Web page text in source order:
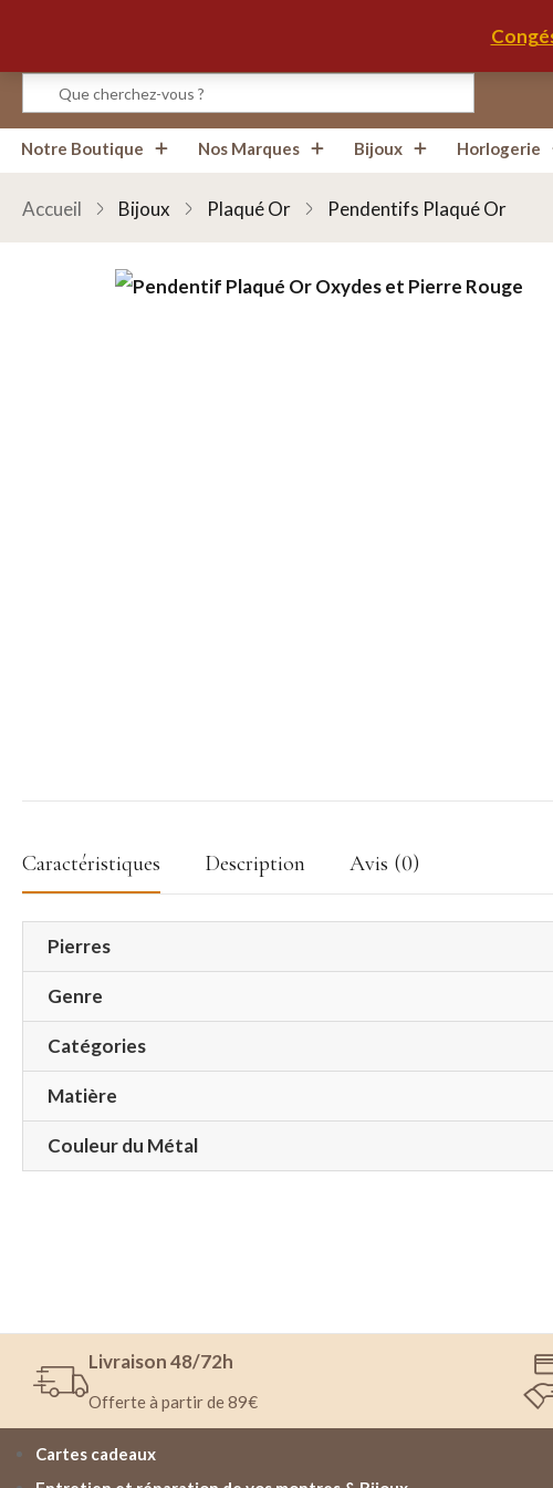
Notre Boutique Nos Marques Bijoux Horlogerie
Accueil Bijoux Plaqué Or Pendentifs Plaqué Or
Caractéristiques Description Avis (0)
Pierres
Genre
Catégories
Matière
Couleur du Métal
Livraison 48/72h
Offerte à partir de 89€
Cartes cadeaux